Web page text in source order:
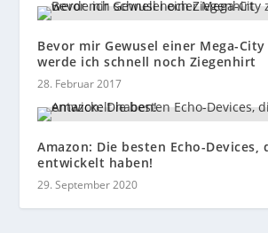
Bevor mir Gewusel einer Mega-
werde ich schnell noch Ziegenhirt
28. Februar 2017
Amazon: Die besten Echo-Devices,
entwickelt haben!
29. September 2020